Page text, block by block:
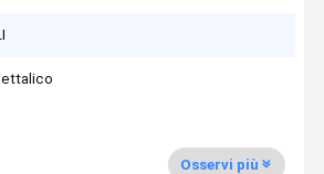
Osservi più